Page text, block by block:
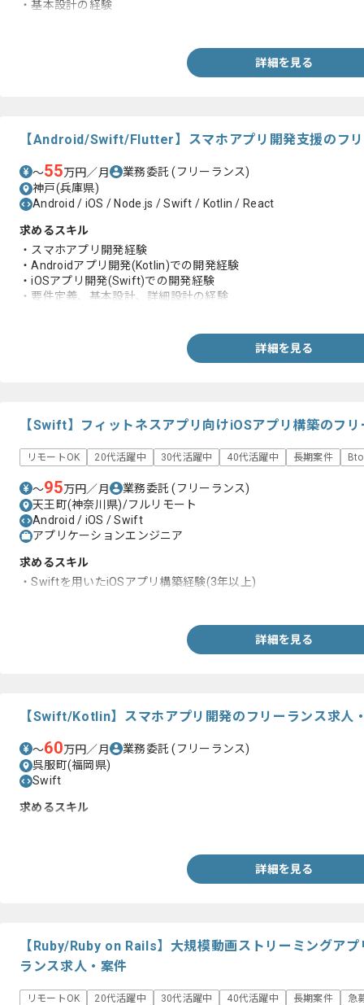
・基本設計の経験
詳細を見る
【Android/Swift/Flutter】スマホアプリ開発支援のフ
〜55万円／月 業務委託(フリーランス)
神戸(兵庫県)
Android / iOS / Node.js / Swift / Kotlin / React
求めるスキル
・スマホアプリ開発経験
・Androidアプリ開発(Kotlin)での開発経験
・iOSアプリ開発(Swift)での開発経験
・要件定義、基本設計、詳細設計の経験
詳細を見る
【Swift】フィットネスアプリ向けiOSアプリ構築のフ
リモートOK 20代活躍中 30代活躍中 40代活躍中 長期案件
〜95万円／月 業務委託(フリーランス)
天王町(神奈川県)/フルリモート
Android / iOS / Swift
アプリケーションエンジニア
求めるスキル
・Swiftを用いたiOSアプリ構築経験(3年以上)
詳細を見る
【Swift/Kotlin】スマホアプリ開発のフリーランス求人
〜60万円／月 業務委託(フリーランス)
呉服町(福岡県)
Swift
求めるスキル
詳細を見る
【Ruby/Ruby on Rails】大規模動画ストリーミングア
ランス求人・案件
リモートOK 20代活躍中 30代活躍中 40代活躍中 長期案件
急